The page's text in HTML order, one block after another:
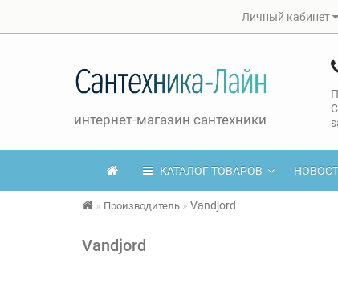
Личный кабинет
интернет-магазин сантехники
КАТАЛОГ ТОВАРОВ
Производитель Vandjord
Vandjord